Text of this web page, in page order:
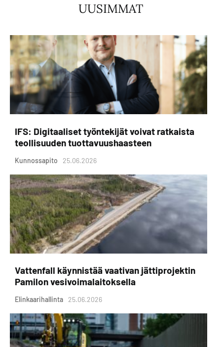
UUSIMMAT
IFS: Digitaaliset työntekijät voivat ratkaista
teollisuuden tuottavuushaasteen
Kunnossapito 25.06.2026
Vattenfall käynnistää vaativan jättiprojektin
Pamilon vesivoimalaitoksella
Elinkaarihallinta 25.06.2026